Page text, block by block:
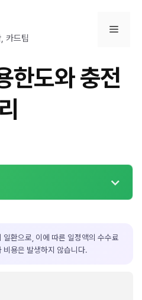
카드팁
메
뉴
한도와 충전
일환으로, 이에 따른 일정액의 수수료
비용은 발생하지 않습니다.